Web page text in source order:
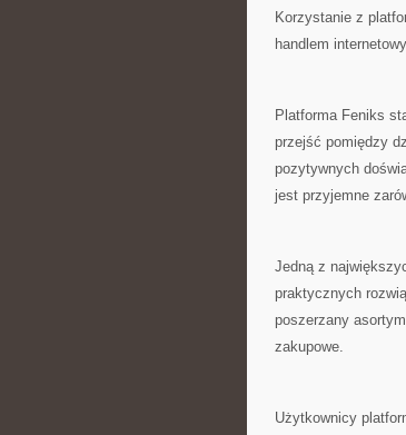
Korzystanie z
handlem
Platforma Feniks
przejść pomiędzy
pozytywnych
jest przyjemne
Jedną z
praktycznych
poszerzany
zakupowe.
Użytkownicy